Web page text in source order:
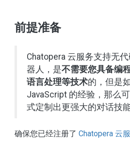
前提准备
Chatopera 云服务支持无
器人，是不需要您具备编
语言处理等技术的，但是
JavaScript 的经验，那么
式定制出更强大的对话技能
确保您已经注册了 Chatopera 云